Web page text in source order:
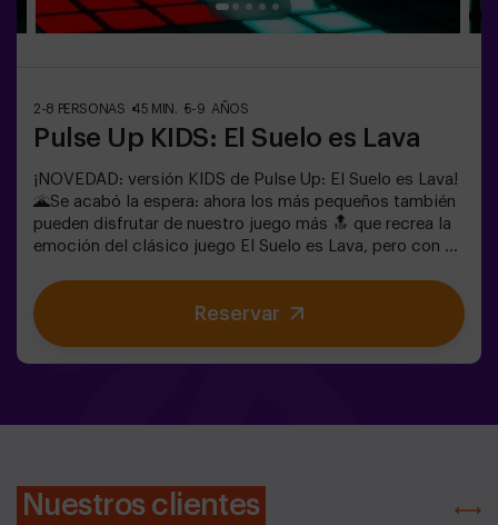
2-8 PERSONAS 45 MIN. 5-9 AÑOS
Pulse Up KIDS: El Suelo es Lava
¡NOVEDAD: versión KIDS de Pulse Up: El Suelo es Lava!
🌋Se acabó la espera: ahora los más pequeños también
pueden disfrutar de nuestro juego más 🔝 que recrea la
emoción del clásico juego El Suelo es Lava, pero con un
dinámicos y coloridos que estimulan el cuerpo y la
mente🎉 Ideal para fiestas infantiles y
cumpleaños emocionantes🎁 Recuerdos inolvidables y
descansar, hidratarse y recargar energías antes de
es Lava es perfecta para ellos!Los niños deberán
colaborar, pensar rápido y moverse aún más rápido para
Reservar
Nuestros clientes